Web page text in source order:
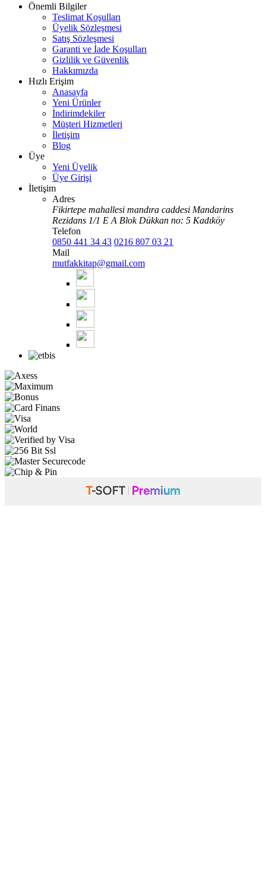
Önemli Bilgiler
Teslimat Koşulları
Üyelik Sözleşmesi
Satış Sözleşmesi
Garanti ve İade Koşulları
Gizlilik ve Güvenlik
Hakkımızda
Hızlı Erişim
Anasayfa
Yeni Ürünler
İndirimdekiler
Müşteri Hizmetleri
İletişim
Blog
Üye
Yeni Üyelik
Üye Girişi
İletişim
Adres
Fikirtepe mahallesi mandıra caddesi Mandarins
Rezidans 1/1 E A Blok Dükkan no: 5 Kadıköy
Telefon
0850 441 34 43 0216 807 03 21
Mail
mutfakkitap@gmail.com